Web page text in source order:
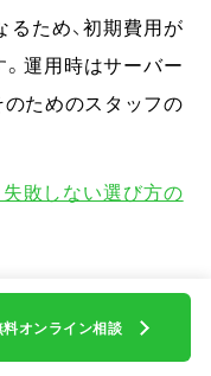
ため、初期費用が
運用時はサーバー
のためのスタッフの
敗しない選び方の
・デメリッ
聖路加タワー 30F
料オンライン相談